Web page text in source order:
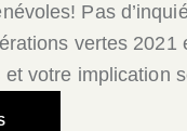
Pas
vertes
et votre